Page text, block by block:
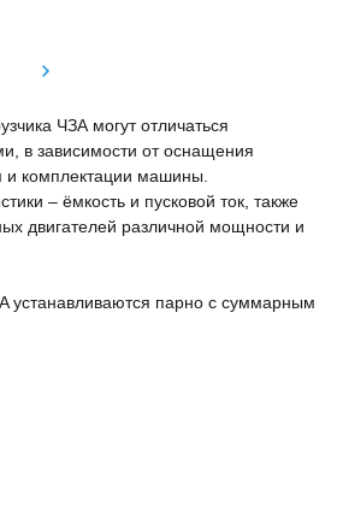
ЧЗА могут отличаться
в зависимости от оснащения
и комплектации машины.
– ёмкость и пусковой ток, также
двигателей различной мощности и
устанавливаются парно с суммарным